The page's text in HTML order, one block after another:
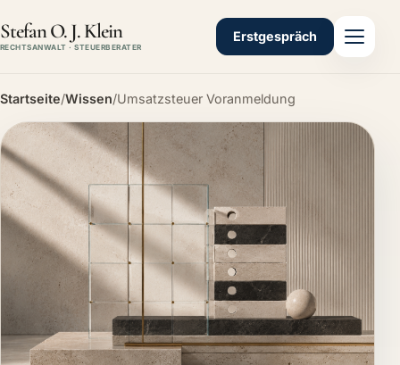
Stefan O. J. Klein
RECHTSANWALT · STEUERBERATER
Erstgespräch
Startseite/Wissen/Umsatzsteuer Voranmeldung